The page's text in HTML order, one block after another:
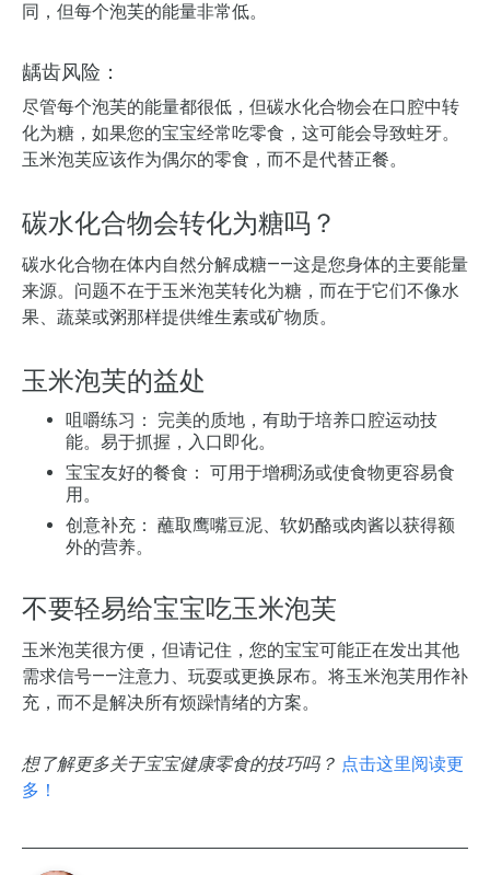
同，但每个泡芙的能量非常低。
龋齿风险：
尽管每个泡芙的能量都很低，但碳水化合物会在口腔中转
化为糖，如果您的宝宝经常吃零食，这可能会导致蛀牙。
玉米泡芙应该作为偶尔的零食，而不是代替正餐。
碳水化合物会转化为糖吗？
碳水化合物在体内自然分解成糖——这是您身体的主要能量
来源。问题不在于玉米泡芙转化为糖，而在于它们不像水
果、蔬菜或粥那样提供维生素或矿物质。
玉米泡芙的益处
咀嚼练习：
完美的质地，有助于培养口腔运动技
能。易于抓握，入口即化。
宝宝友好的餐食： 可用于增稠汤或使食物更容易食
用。
创意补充： 蘸取鹰嘴豆泥、软奶酪或肉酱以获得额
外的营养。
不要轻易给宝宝吃玉米泡芙
玉米泡芙很方便，但请记住，您的宝宝可能正在发出其他
需求信号——注意力、玩耍或更换尿布。将玉米泡芙用作补
充，而不是解决所有烦躁情绪的方案。
想了解更多关于宝宝健康零食的技巧吗？ 点击这里阅读更
多！